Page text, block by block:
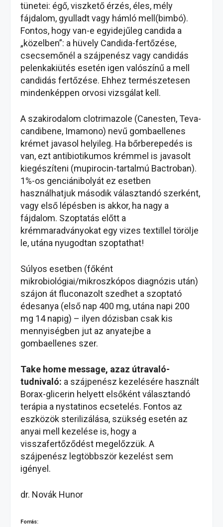
tünetei: égő, viszkető érzés, éles, mély
fájdalom, gyulladt vagy hámló mell(bimbó).
Fontos, hogy van-e egyidejűleg candida a
„közelben”: a hüvely Candida-fertőzése,
csecsemőnél a szájpenész vagy candidás
pelenkakiütés esetén igen valószínű a mell
candidás fertőzése. Ehhez természetesen
mindenképpen orvosi vizsgálat kell.
A szakirodalom clotrimazole (Canesten, Teva-
candibene, Imamono) nevű gombaellenes
krémet javasol helyileg. Ha bőrberepedés is
van, ezt antibiotikumos krémmel is javasolt
kiegészíteni (mupirocin-tartalmú Bactroban).
1%-os genciánibolyát ez esetben
használhatjuk második választandó szerként,
vagy első lépésben is akkor, ha nagy a
fájdalom. Szoptatás előtt a
krémmaradványokat egy vizes textillel törölje
le, utána nyugodtan szoptathat!
Súlyos esetben (főként
mikrobiológiai/mikroszkópos diagnózis után)
szájon át fluconazolt szedhet a szoptató
édesanya (első nap 400 mg, utána napi 200
mg 14 napig) – ilyen dózisban csak kis
mennyiségben jut az anyatejbe a
gombaellenes szer.
Take home message, azaz útravaló-
tudnivaló: a szájpenész kezelésére használt
Borax-glicerin helyett elsőként választandó
terápia a nystatinos ecsetelés. Fontos az
eszközök sterilizálása, szükség esetén az
anyai mell kezelése is, hogy a
visszafertőződést megelőzzük. A
szájpenész legtöbbször kezelést sem
igényel.
dr. Novák Hunor
Forrás: